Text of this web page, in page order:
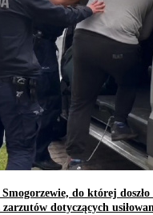
do której
dotyczących